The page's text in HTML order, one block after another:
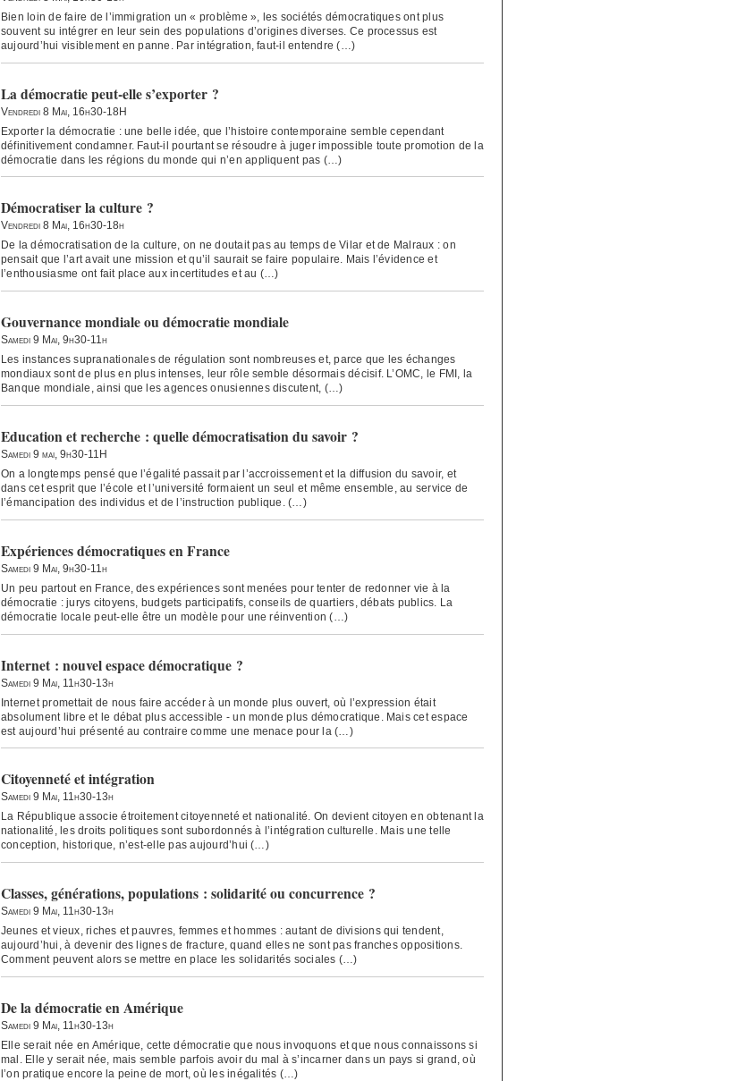
Bien loin de faire de l’immigration un « problème », les sociétés démocratiques ont plus
souvent su intégrer en leur sein des populations d’origines diverses. Ce processus est
aujourd’hui visiblement en panne. Par intégration, faut-il entendre (…)
La démocratie peut-elle s’exporter ?
Vendredi 8 Mai, 16h30-18H
Exporter la démocratie : une belle idée, que l’histoire contemporaine semble cependant
définitivement condamner. Faut-il pourtant se résoudre à juger impossible toute promotion de la
démocratie dans les régions du monde qui n’en appliquent pas (…)
Démocratiser la culture ?
Vendredi 8 Mai, 16h30-18h
De la démocratisation de la culture, on ne doutait pas au temps de Vilar et de Malraux : on
pensait que l’art avait une mission et qu’il saurait se faire populaire. Mais l’évidence et
l’enthousiasme ont fait place aux incertitudes et au (…)
Gouvernance mondiale ou démocratie mondiale
Samedi 9 Mai, 9h30-11h
Les instances supranationales de régulation sont nombreuses et, parce que les échanges
mondiaux sont de plus en plus intenses, leur rôle semble désormais décisif. L’OMC, le FMI, la
Banque mondiale, ainsi que les agences onusiennes discutent, (…)
Education et recherche : quelle démocratisation du savoir ?
Samedi 9 mai, 9h30-11H
On a longtemps pensé que l’égalité passait par l’accroissement et la diffusion du savoir, et
dans cet esprit que l’école et l’université formaient un seul et même ensemble, au service de
l’émancipation des individus et de l’instruction publique. (…)
Expériences démocratiques en France
Samedi 9 Mai, 9h30-11h
Un peu partout en France, des expériences sont menées pour tenter de redonner vie à la
démocratie : jurys citoyens, budgets participatifs, conseils de quartiers, débats publics. La
démocratie locale peut-elle être un modèle pour une réinvention (…)
Internet : nouvel espace démocratique ?
Samedi 9 Mai, 11h30-13h
Internet promettait de nous faire accéder à un monde plus ouvert, où l’expression était
absolument libre et le débat plus accessible - un monde plus démocratique. Mais cet espace
est aujourd’hui présenté au contraire comme une menace pour la (…)
Citoyenneté et intégration
Samedi 9 Mai, 11h30-13h
La République associe étroitement citoyenneté et nationalité. On devient citoyen en obtenant la
nationalité, les droits politiques sont subordonnés à l’intégration culturelle. Mais une telle
conception, historique, n’est-elle pas aujourd’hui (…)
Classes, générations, populations : solidarité ou concurrence ?
Samedi 9 Mai, 11h30-13h
Jeunes et vieux, riches et pauvres, femmes et hommes : autant de divisions qui tendent,
aujourd’hui, à devenir des lignes de fracture, quand elles ne sont pas franches oppositions.
Comment peuvent alors se mettre en place les solidarités sociales (…)
De la démocratie en Amérique
Samedi 9 Mai, 11h30-13h
Elle serait née en Amérique, cette démocratie que nous invoquons et que nous connaissons si
mal. Elle y serait née, mais semble parfois avoir du mal à s’incarner dans un pays si grand, où
l’on pratique encore la peine de mort, où les inégalités (…)